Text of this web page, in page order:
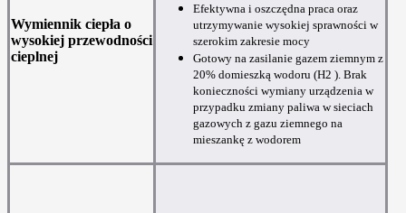
Wymiennik ciepła o
wysokiej przewodności
cieplnej
Efektywna i oszczędna praca oraz
utrzymywanie wysokiej sprawności w
szerokim zakresie mocy
Gotowy na zasilanie gazem ziemnym z
20% domieszką wodoru (H2 ). Brak
konieczności wymiany urządzenia w
przypadku zmiany paliwa w sieciach
gazowych z gazu ziemnego na
mieszankę z wodorem